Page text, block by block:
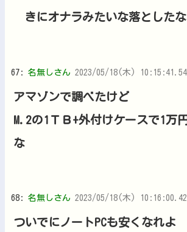
きにオナラみたいな落とした
67: 名無しさん 2023/05/18(木) 10:15:41.54
アマゾンで調べたけど
M.2の1ＴＢ+外付けケースで1万
な
68: 名無しさん 2023/05/18(木)
ついでにノートPCも安くなれよ